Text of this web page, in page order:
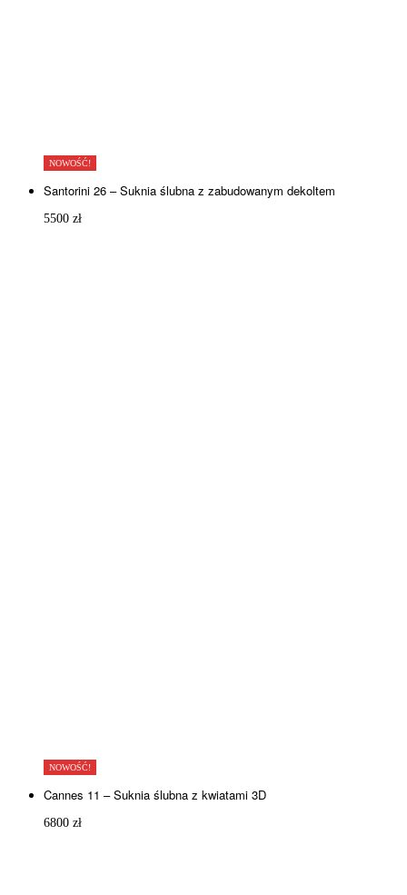
NOWOŚĆ!
Santorini 26 – Suknia ślubna z zabudowanym dekoltem
5500 zł
NOWOŚĆ!
Cannes 11 – Suknia ślubna z kwiatami 3D
6800 zł